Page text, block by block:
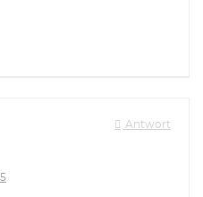
Antwort